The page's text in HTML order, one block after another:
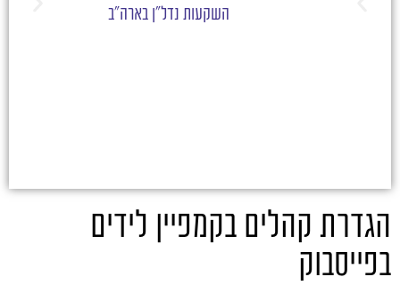
השקעות נדל"ן בארה"ב
הגדרת קהלים בקמפיין לידים
בפייסבוק